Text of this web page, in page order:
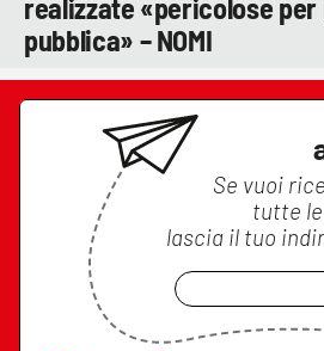
realizzate «pericolose per
pubblica» – NOMI
Se vuoi
tutte
lascia il tuo